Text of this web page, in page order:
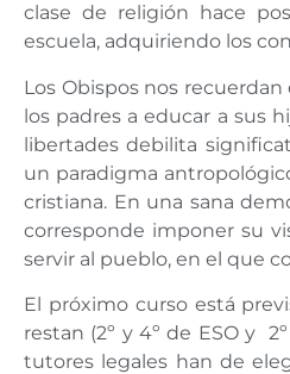
clase de religión hace
escuela, adquiriendo los
Los Obispos nos
los padres a educar a sus
libertades debilita
un paradigma
cristiana. En una sana
corresponde imponer su
servir al pueblo, en el que
El próximo curso está
restan (2º y 4º de ESO y
tutores legales han de